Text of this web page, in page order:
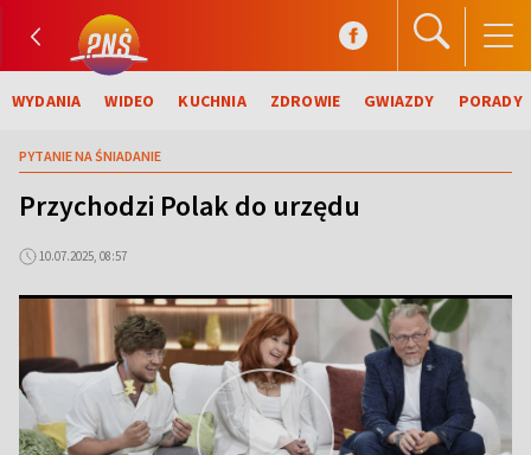
WYDANIA WIDEO KUCHNIA ZDROWIE GWIAZDY PORADY
PYTANIE NA ŚNIADANIE
Przychodzi Polak do urzędu
10.07.2025, 08:57